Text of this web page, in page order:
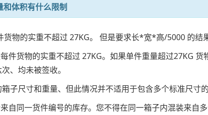
体积有什么限制
物的实重不超过 27KG。 但是要求长*宽*高/5000 的结
件货物的实重不超过 27KG。如果单件重量超过27KG
、均未被签收。
子尺寸和重量、但此情况并不适用于包含多个标准尺寸
自同一货件编号的库存。您不得在同一箱子内混装来